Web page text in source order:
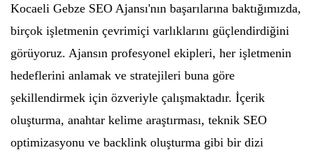
Kocaeli Gebze SEO Ajansı'nın başarılarına baktığımızda,
birçok işletmenin çevrimiçi varlıklarını güçlendirdiğini
görüyoruz. Ajansın profesyonel ekipleri, her işletmenin
hedeflerini anlamak ve stratejileri buna göre
şekillendirmek için özveriyle çalışmaktadır. İçerik
oluşturma, anahtar kelime araştırması, teknik SEO
optimizasyonu ve backlink oluşturma gibi bir dizi